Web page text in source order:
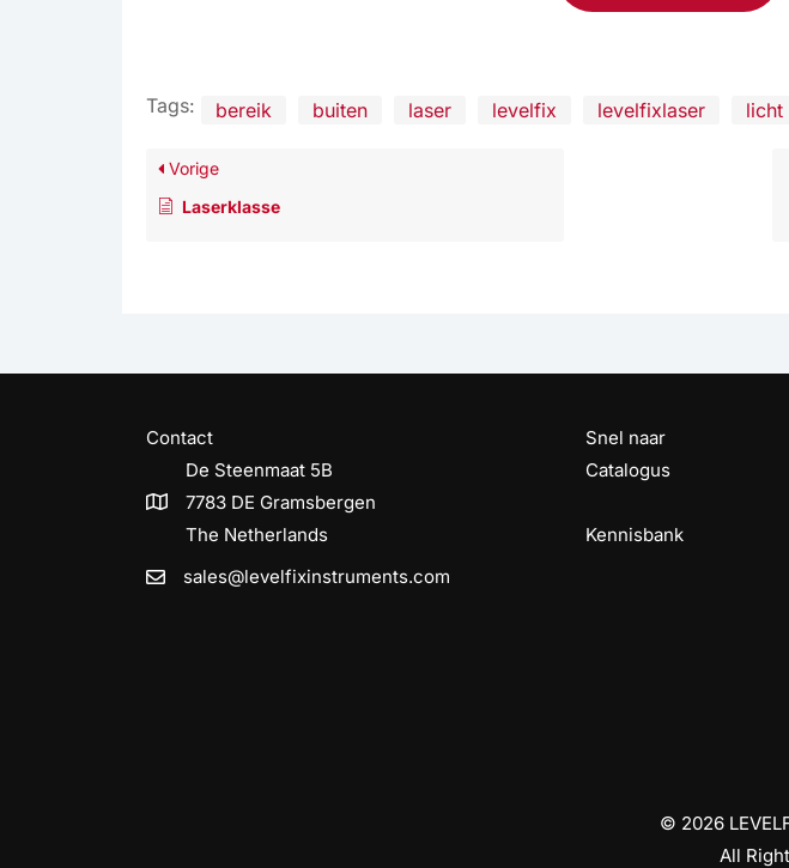
Tags: bereik buiten laser levelfix levelfixlaser licht
Vorige
Laserklasse
Contact
De Steenmaat 5B
7783 DE Gramsbergen
The Netherlands
sales@levelfixinstruments.com
Snel naar
Catalogus
Kennisbank
© 2026
All